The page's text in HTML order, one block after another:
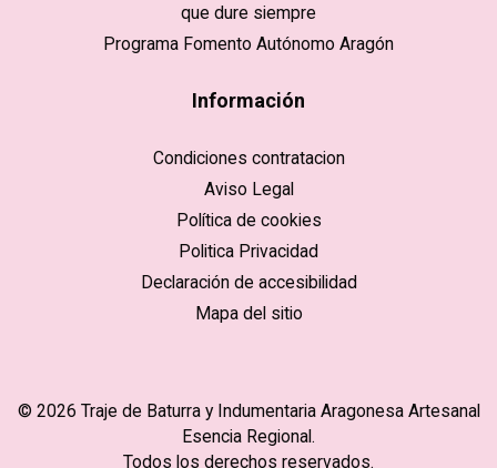
que dure siempre
Programa Fomento Autónomo Aragón
Información
Condiciones contratacion
Aviso Legal
Política de cookies
Politica Privacidad
Declaración de accesibilidad
Mapa del sitio
© 2026 Traje de Baturra y Indumentaria Aragonesa Artesanal
Esencia Regional.
Todos los derechos reservados.